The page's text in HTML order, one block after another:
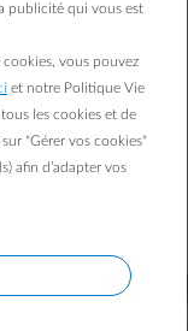
à chaleur, vous
publicité qui vous est
vous pouvez
et notre Politique Vie
tous les cookies et de
"Gérer vos cookies"
afin d’adapter vos